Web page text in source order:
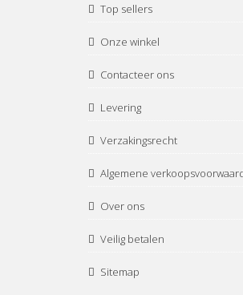
Top sellers
Onze winkel
Contacteer ons
Levering
Verzakingsrecht
Algemene
Over ons
Veilig betalen
Sitemap